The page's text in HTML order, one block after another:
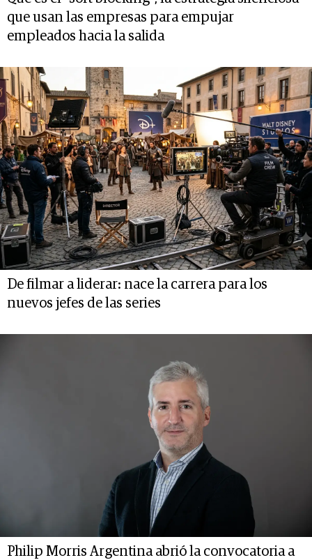
que usan las empresas para empujar
empleados hacia la salida
De filmar a liderar: nace la carrera para los
nuevos jefes de las series
Philip Morris Argentina abrió la convocatoria a